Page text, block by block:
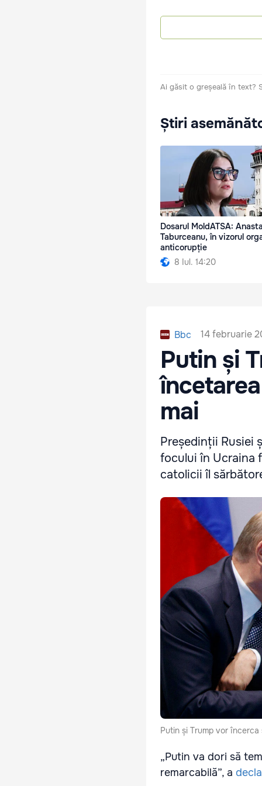
Ai găsit o greșeală în text?
Știri
Dosarul MoldATSA:
Taburceanu, în vizorul
anticorupție
8 Iul. 14:20
Bbc 14 februarie
Putin și
mai
Președinții Rusiei
focului în Ucraina
catolicii îl
Putin și Trump vor
„Putin va dori să
remarcabilă”, a